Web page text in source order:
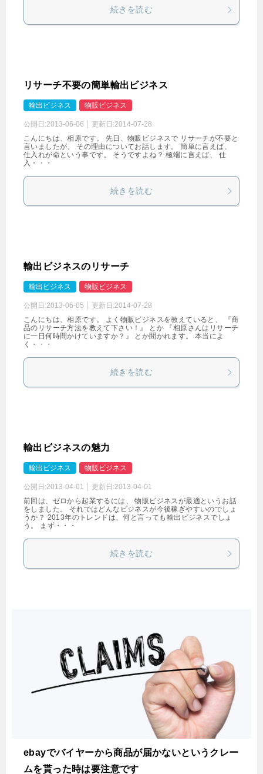
続きを読む
リサーチ不要の簡単輸出ビジネス
輸出ビジネス 物販ビジネス
公開日:2013-06-06 更新日:2014-07-28
こんにちは、相原です。 先日、物販ビジネスで リサーチが不要と
言いましたが、 その理由についてお話します。 簡単に言えば、
仕入れが命という事です。 そうですよね？ 極端に言えば、 仕
入・・・
続きを読む
輸出ビジネスのリサーチ
輸出ビジネス 物販ビジネス
公開日:2013-06-05 更新日:2014-07-28
こんにちは、相原です。 よく物販ビジネスを教えていると、 『商
品のリサーチ方法を教えて下さい！』 とか 『相原さんはリサーチ
に一日何時間かけていますか？』 とか聞かれます。 本当によ
く・・・
続きを読む
輸出ビジネスの魅力
輸出ビジネス 物販ビジネス
公開日:2013-04-01 更新日:2013-04-01
前回は、ゼロから起業するには、 物販ビジネスが最適というお話
をしました。 それではどんなビジネスが今後稼ぎやすいのでしょ
うか？ 2013年のトレンドは、何と言っても輸出ビジネスでしょ
う。 まず・・・
続きを読む
ebayでバイヤーから商品が届かないというクレー
ムを貰った時は要注意です